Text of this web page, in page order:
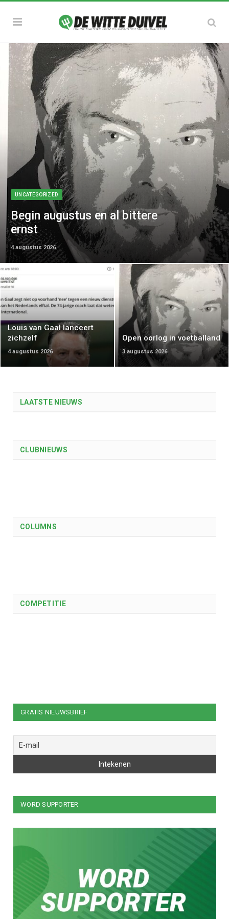
UNCATEGORIZED
Begin augustus en al bittere
ernst
4 augustus 2026
Louis van Gaal lanceert
zichzelf
4 augustus 2026
Open oorlog in voetballand
3 augustus 2026
LAATSTE NIEUWS
CLUBNIEUWS
COLUMNS
COMPETITIE
GRATIS NIEUWSBRIEF
WORD SUPPORTER